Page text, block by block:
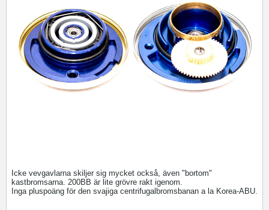
Icke vevgavlarna skiljer sig mycket också, även "bortom"
kastbromsarna. 200BB är lite grövre rakt igenom.
Inga pluspoäng för den svajiga centrifugalbromsbanan a la Korea-ABU.